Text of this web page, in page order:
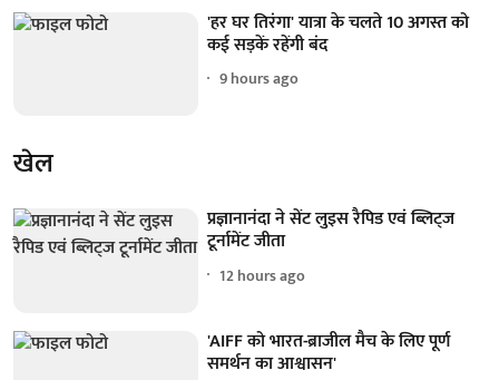
'हर घर तिरंगा' यात्रा के चलते 10 अगस्त को
कई सड़कें रहेंगी बंद
9 hours ago
खेल
प्रज्ञानानंदा ने सेंट लुइस रैपिड एवं ब्लिट्ज
टूर्नामेंट जीता
12 hours ago
'AIFF को भारत-ब्राजील मैच के लिए पूर्ण
समर्थन का आश्वासन'